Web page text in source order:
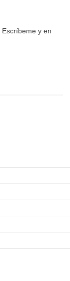
Escríbeme y en